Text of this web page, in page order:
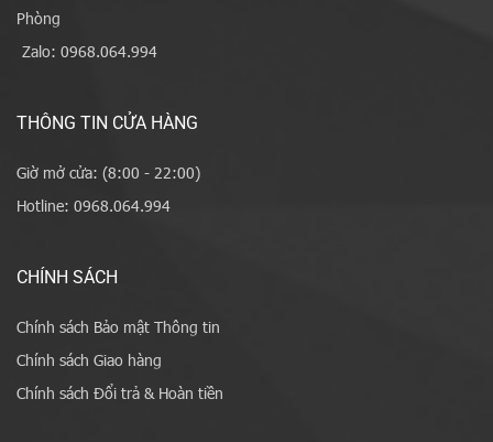
Phòng
Zalo: 0968.064.994
THÔNG TIN CỬA HÀNG
Giờ mở cửa: (8:00 - 22:00)
Hotline: 0968.064.994
CHÍNH SÁCH
Chính sách Bảo mật Thông tin
Chính sách Giao hàng
Chính sách Đổi trả & Hoàn tiền